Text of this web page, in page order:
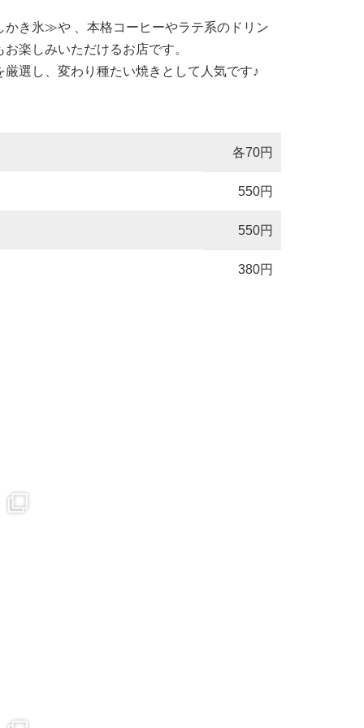
き氷≫や 、本格コーヒーやラテ系のドリン
楽しみいただけるお店です。
選し、変わり種たい焼きとして人気です♪
各70円
550円
550円
380円